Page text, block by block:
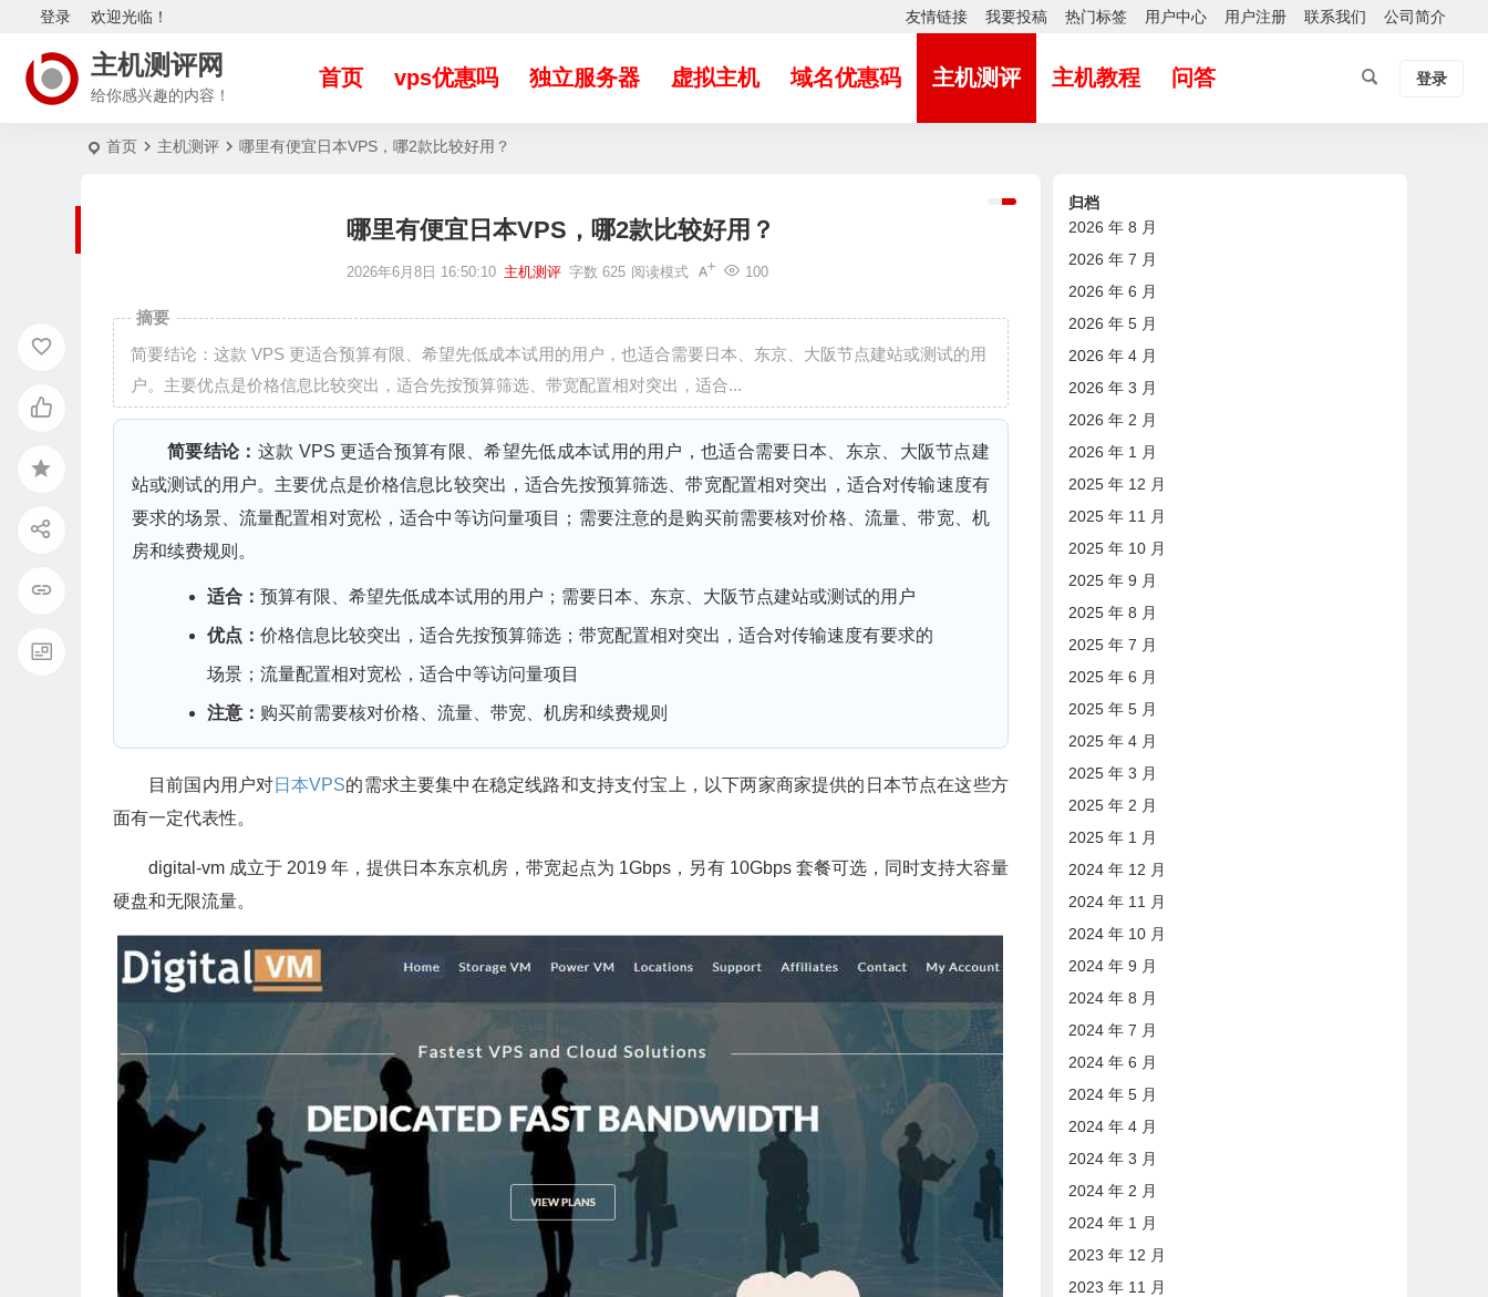
欢迎光临！
登录 友情链接 我要投稿 热门标签 用户中心 用户注册 联系我们 公司简介
主机测评网
给你感兴趣的内容！
首页 vps优惠吗 独立服务器 虚拟主机 域名优惠码 主机测评 主机教程 问答 登录
首页 主机测评 哪里有便宜日本VPS，哪2款比较好用？
哪里有便宜日本VPS，哪2款比较好用？
2026年6月8日 16:50:10 主机测评 100
字数 625 阅读模式
摘要
简要结论：这款 VPS 更适合预算有限、希望先低成本试用的用户，也适合需要日本、东京、大阪节点建站或测试的用
户。主要优点是价格信息比较突出，适合先按预算筛选、带宽配置相对突出，适合...
简要结论： 这款 VPS 更适合预算有限、希望先低成本试用的用户，也适合需要日本、东京、大阪节点建
站或测试的用户。主要优点是价格信息比较突出，适合先按预算筛选、带宽配置相对突出，适合对传输速度有
要求的场景、流量配置相对宽松，适合中等访问量项目；需要注意的是购买前需要核对价格、流量、带宽、机
房和续费规则。
适合： 预算有限、希望先低成本试用的用户；需要日本、东京、大阪节点建站或测试的用户
优点： 价格信息比较突出，适合先按预算筛选；带宽配置相对突出，适合对传输速度有要求的
场景；流量配置相对宽松，适合中等访问量项目
注意： 购买前需要核对价格、流量、带宽、机房和续费规则
目前国内用户对日本VPS的需求主要集中在稳定线路和支持支付宝上，以下两家商家提供的日本节点在这些方
面有一定代表性。
digital-vm 成立于 2019 年，提供日本东京机房，带宽起点为 1Gbps，另有 10Gbps 套餐可选，同时支持大容量
硬盘和无限流量。
归档
2026 年 8 月
2026 年 7 月
2026 年 6 月
2026 年 5 月
2026 年 4 月
2026 年 3 月
2026 年 2 月
2026 年 1 月
2025 年 12 月
2025 年 11 月
2025 年 10 月
2025 年 9 月
2025 年 8 月
2025 年 7 月
2025 年 6 月
2025 年 5 月
2025 年 4 月
2025 年 3 月
2025 年 2 月
2025 年 1 月
2024 年 12 月
2024 年 11 月
2024 年 10 月
2024 年 9 月
2024 年 8 月
2024 年 7 月
2024 年 6 月
2024 年 5 月
2024 年 4 月
2024 年 3 月
2024 年 2 月
2024 年 1 月
2023 年 12 月
2023 年 11 月